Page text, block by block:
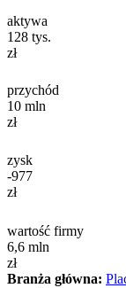
aktywa
128 tys.
zł
przychód
10 mln
zł
zysk
-977
zł
wartość firmy
6,6 mln
zł
Branża główna: